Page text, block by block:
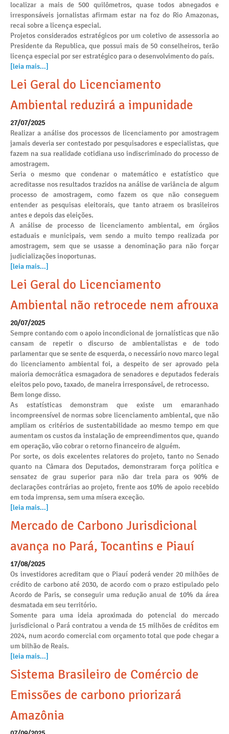
localizar a mais de 500 quilômetros, quase todos abnegados e
irresponsáveis jornalistas afirmam estar na foz do Rio Amazonas,
recai sobre a licença especial.
Projetos considerados estratégicos por um coletivo de assessoria ao
Presidente da Republica, que possui mais de 50 conselheiros, terão
licença especial por ser estratégico para o desenvolvimento do país.
[leia mais...]
Lei Geral do Licenciamento
Ambiental reduzirá a impunidade
27/07/2025
Realizar a análise dos processos de licenciamento por amostragem
jamais deveria ser contestado por pesquisadores e especialistas, que
fazem na sua realidade cotidiana uso indiscriminado do processo de
amostragem.
Seria o mesmo que condenar o matemático e estatístico que
acreditasse nos resultados trazidos na análise de variância de algum
processo de amostragem, como fazem os que não conseguem
entender as pesquisas eleitorais, que tanto atraem os brasileiros
antes e depois das eleições.
A análise de processo de licenciamento ambiental, em órgãos
estaduais e municipais, vem sendo a muito tempo realizada por
amostragem, sem que se usasse a denominação para não forçar
judicializações inoportunas.
[leia mais...]
Lei Geral do Licenciamento
Ambiental não retrocede nem afrouxa
20/07/2025
Sempre contando com o apoio incondicional de jornalísticas que não
cansam de repetir o discurso de ambientalistas e de todo
parlamentar que se sente de esquerda, o necessário novo marco legal
do licenciamento ambiental foi, a despeito de ser aprovado pela
maioria democrática esmagadora de senadores e deputados federais
eleitos pelo povo, taxado, de maneira irresponsável, de retrocesso.
Bem longe disso.
As estatísticas demonstram que existe um emaranhado
incompreensível de normas sobre licenciamento ambiental, que não
ampliam os critérios de sustentabilidade ao mesmo tempo em que
aumentam os custos da instalação de empreendimentos que, quando
em operação, vão cobrar o retorno financeiro de alguém.
Por sorte, os dois excelentes relatores do projeto, tanto no Senado
quanto na Câmara dos Deputados, demonstraram força política e
sensatez de grau superior para não dar trela para os 90% de
declarações contrárias ao projeto, frente aos 10% de apoio recebido
em toda imprensa, sem uma mísera exceção.
[leia mais...]
Mercado de Carbono Jurisdicional
avança no Pará, Tocantins e Piauí
17/08/2025
Os investidores acreditam que o Piauí poderá vender 20 milhões de
crédito de carbono até 2030, de acordo com o prazo estipulado pelo
Acordo de Paris, se conseguir uma redução anual de 10% da área
desmatada em seu território.
Somente para uma ideia aproximada do potencial do mercado
jurisdicional o Pará contratou a venda de 15 milhões de créditos em
2024, num acordo comercial com orçamento total que pode chegar a
um bilhão de Reais.
[leia mais...]
Sistema Brasileiro de Comércio de
Emissões de carbono priorizará
Amazônia